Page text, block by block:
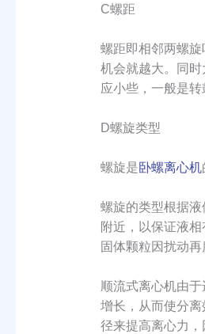
C螺距
螺距即相邻两螺
机会就越大。同
应小些，一般是
D螺旋类型
螺旋是卧螺离心机
螺旋的类型根据
附近，以保证液
固体颗粒因扰动
顺流式离心机由
增长，从而使分
径来提高离心力，